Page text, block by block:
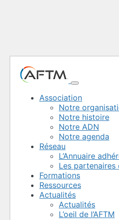
Association
Notre
Notre histoire
Notre ADN
Notre agenda
Réseau
L’Annuaire
Les partenaires
Formations
Ressources
Actualités
Actualités
L’oeil de l’AFTM